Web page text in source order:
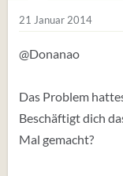
21 Januar 2014
@Donanao
Das Problem
Beschäftigt dich
Mal gemacht?